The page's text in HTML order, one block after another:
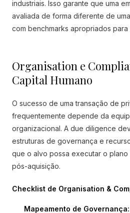
industriais. Isso garante que uma
avaliada de forma diferente de
com benchmarks apropriados para
Organisation e
Capital Humano
O sucesso de uma transação de
frequentemente depende da
organizacional. A due diligence
estruturas de governança e
que o alvo possa executar o
pós-aquisição.
Checklist de Organisation &
Mapeamento de Governança: